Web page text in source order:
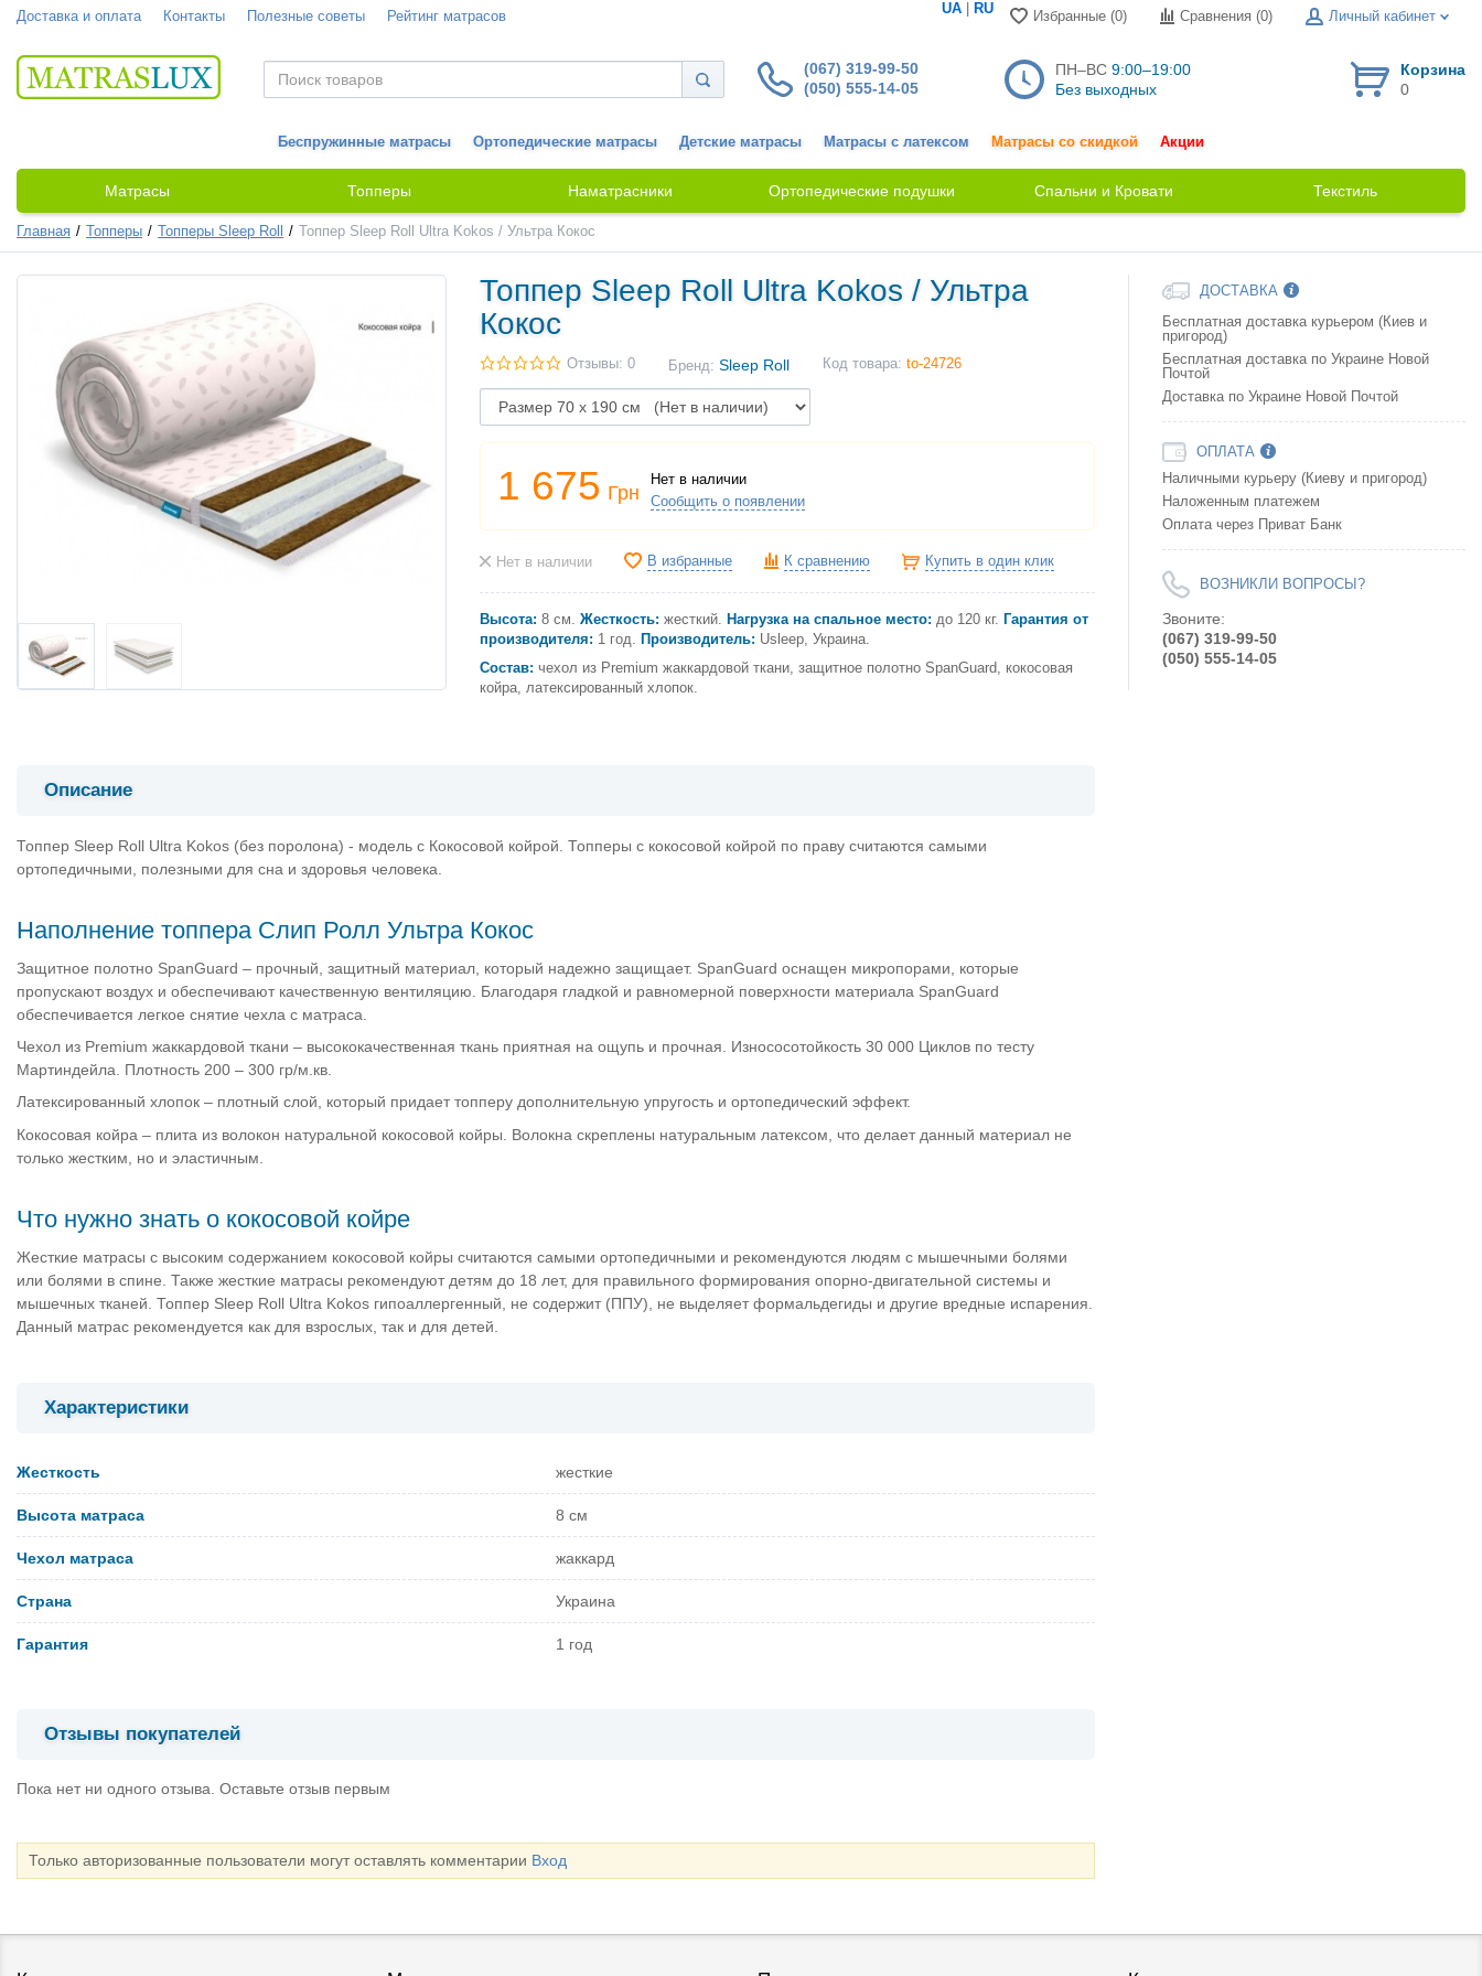
Доставка и оплата Контакты Полезные советы Рейтинг матрасов UA RU Избранные (0) Сравнения (0) Личный кабинет
(067) 319-99-50
(050) 555-14-05
ПН–ВС 9:00–19:00
Без выходных
Корзина
0
Беспружинные матрасы Ортопедические матрасы Детские матрасы Матрасы с латексом Матрасы со скидкой Акции
Матрасы Топперы Наматрасники Ортопедические подушки Спальни и Кровати Текстиль
Главная Топперы Топперы Sleep Roll Топпер Sleep Roll Ultra Kokos / Ультра Кокос
Топпер Sleep Roll Ultra Kokos / Ультра
Кокос
Отзывы: 0 Бренд: Sleep Roll Код товара: to-24726
1 675 Грн
Нет в наличии
Сообщить о появлении
Нет в наличии В избранные К сравнению Купить в один клик
Высота: 8 см. Жесткость: жесткий. Нагрузка на спальное место: до 120 кг. Гарантия от
производителя: 1 год. Производитель: Usleep, Украина.
Состав: чехол из Premium жаккардовой ткани, защитное полотно SpanGuard, кокосовая
койра, латексированный хлопок.
Описание
Топпер Sleep Roll Ultra Kokos (без поролона) - модель с Кокосовой койрой. Топперы с кокосовой койрой по праву считаются самыми
ортопедичными, полезными для сна и здоровья человека.
Наполнение топпера Слип Ролл Ультра Кокос
Защитное полотно SpanGuard – прочный, защитный материал, который надежно защищает. SpanGuard оснащен микропорами, которые
пропускают воздух и обеспечивают качественную вентиляцию. Благодаря гладкой и равномерной поверхности материала SpanGuard
обеспечивается легкое снятие чехла с матраса.
Чехол из Premium жаккардовой ткани – высококачественная ткань приятная на ощупь и прочная. Износосотойкость 30 000 Циклов по тесту
Мартиндейла. Плотность 200 – 300 гр/м.кв.
Латексированный хлопок – плотный слой, который придает топперу дополнительную упругость и ортопедический эффект.
Кокосовая койра – плита из волокон натуральной кокосовой койры. Волокна скреплены натуральным латексом, что делает данный материал не
только жестким, но и эластичным.
Что нужно знать о кокосовой койре
Жесткие матрасы с высоким содержанием кокосовой койры считаются самыми ортопедичными и рекомендуются людям с мышечными болями
или болями в спине. Также жесткие матрасы рекомендуют детям до 18 лет, для правильного формирования опорно-двигательной системы и
мышечных тканей. Топпер Sleep Roll Ultra Kokos гипоаллергенный, не содержит (ППУ), не выделяет формальдегиды и другие вредные испарения.
Данный матрас рекомендуется как для взрослых, так и для детей.
Характеристики
Жесткость жесткие
Высота матраса 8 см
Чехол матраса жаккард
Страна Украина
Гарантия 1 год
Отзывы покупателей
Пока нет ни одного отзыва. Оставьте отзыв первым
Только авторизованные пользователи могут оставлять комментарии Вход
ДОСТАВКА
Бесплатная доставка курьером (Киев и
пригород)
Бесплатная доставка по Украине Новой
Почтой
Доставка по Украине Новой Почтой
ОПЛАТА
Наличными курьеру (Киеву и пригород)
Наложенным платежем
Оплата через Приват Банк
ВОЗНИКЛИ ВОПРОСЫ?
Звоните:
(067) 319-99-50
(050) 555-14-05